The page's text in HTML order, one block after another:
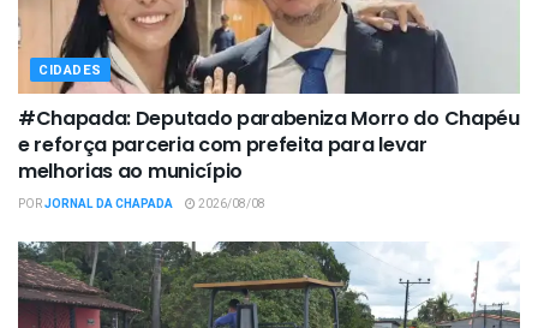
CIDADES
#Chapada: Deputado parabeniza Morro do Chapéu
e reforça parceria com prefeita para levar
melhorias ao município
PORJORNAL DA CHAPADA 2026/08/08